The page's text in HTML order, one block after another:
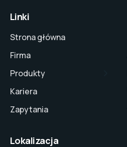
Linki
Strona główna
Firma
Produkty
Kariera
Zapytania
Lokalizacja